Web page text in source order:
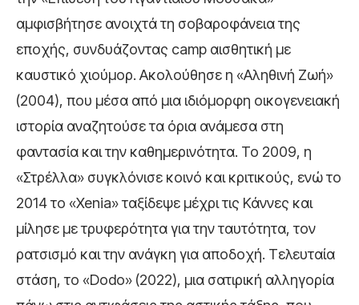
αμφισβήτησε ανοιχτά τη σοβαροφάνεια της
εποχής, συνδυάζοντας camp αισθητική με
καυστικό χιούμορ. Ακολούθησε η «Αληθινή Ζωή»
(2004), που μέσα από μια ιδιόμορφη οικογενειακή
ιστορία αναζητούσε τα όρια ανάμεσα στη
φαντασία και την καθημερινότητα. Το 2009, η
«Στρέλλα» συγκλόνισε κοινό και κριτικούς, ενώ το
2014 το «Xenia» ταξίδεψε μέχρι τις Κάννες και
μίλησε με τρυφερότητα για την ταυτότητα, τον
ρατσισμό και την ανάγκη για αποδοχή. Τελευταία
στάση, το «Dodo» (2022), μια σατιρική αλληγορία